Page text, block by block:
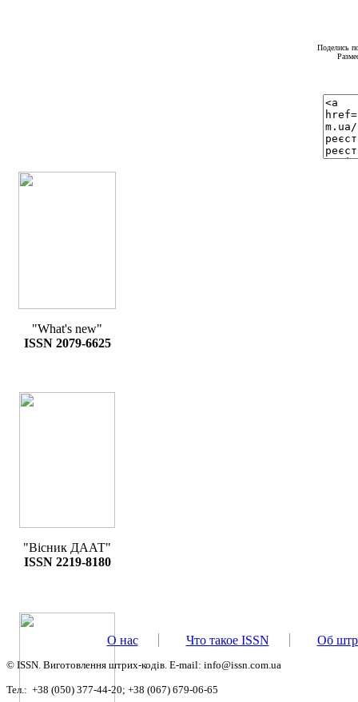
Поделись
"What's new"
ISSN 2079-6625
"Вісник ДААТ"
ISSN 2219-8180
О нас Что такое ISSN Об
© ISSN. Виготовлення штрих-кодів. E-mail: info@issn.com.ua
Тел.: +38 (050) 377-44-20; +38 (067) 679-06-65